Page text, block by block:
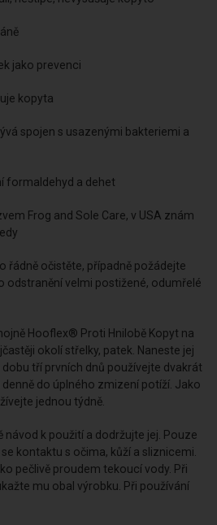
jako prevenci
kopyta
spojen s usazenými bakteriemi a
formaldehyd a dehet
Frog and Sole Care, v USA znám
řádně očistěte, případně požádejte
odstranění velmi postižené, odumřelé
Proti Hnilobě Kopyt na
okolí střelky, patek. Naneste jej
tří prvních dnů používejte dvakrát
denně do úplného zmizení potíží. Jako
jednou týdně.
návod k použití a dodržujte jej. Pouze
kontaktu s očima, kůží a sliznicemi.
pečlivě proudem tekoucí vody. Při
mu obal výrobku. Při používání